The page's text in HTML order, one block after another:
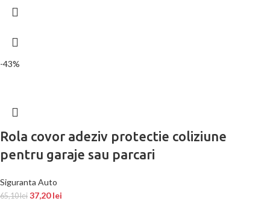
-43%
Rola covor adeziv protectie coliziune
pentru garaje sau parcari
Siguranta Auto
65,10lei 37,20lei